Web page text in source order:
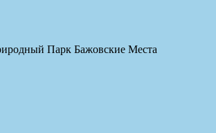
Парк Бажовские Места